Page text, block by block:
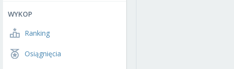
WYKOP
Ranking
Osiągnięcia